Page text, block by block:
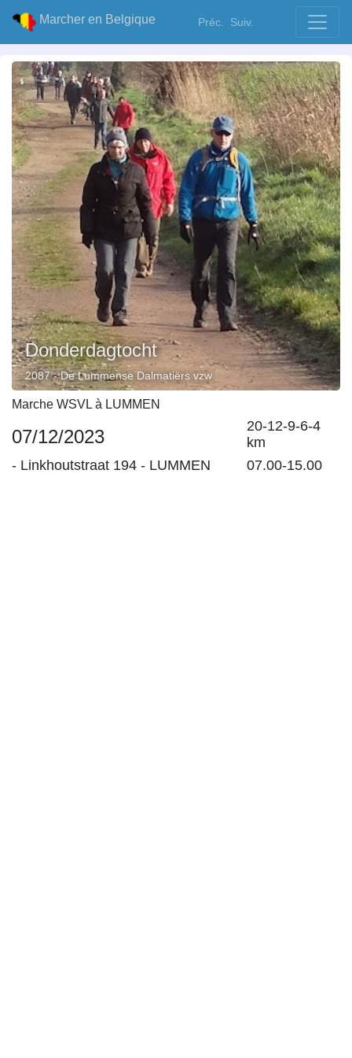
Marcher en Belgique Préc. Suiv.
Donderdagtocht
2087 - De Lummense Dalmatiërs vzw
Marche WSVL à LUMMEN
07/12/2023
20-12-9-6-4
km
- Linkhoutstraat 194 - LUMMEN 07.00-15.00